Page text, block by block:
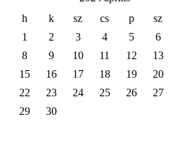
h
k sz cs p
sz
1
2 3 4 5
6
8
9 10 11 12
13
15
16 17 18 19
20
22
23 24 25 26
27
29
30